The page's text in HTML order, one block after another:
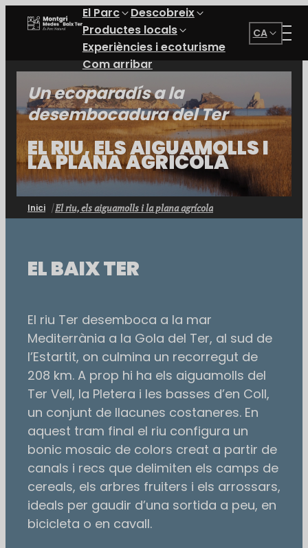
Parc Natural del Montgrí, les Illes Medes i el Baix Ter
El Parc
Descobreix
Productes locals
Experiències i ecoturisme
Com arribar
CA
Inici El riu, els aiguamolls i la plana agrícola
Un ecoparadís a la
desembocadura del Ter
EL RIU, ELS AIGUAMOLLS I
LA PLANA AGRÍCOLA
EL BAIX TER
El riu Ter desemboca a la mar
Mediterrània a la Gola del Ter, al sud de
l’Estartit, on culmina un recorregut de
208 km. A prop hi ha els aiguamolls del
Ter Vell, la Pletera i les basses d’en Coll,
un conjunt de llacunes costaneres. En
aquest tram final el riu configura un
bonic mosaic de colors creat a partir de
canals i recs que delimiten els camps de
cereals, els arbres fruiters i els arrossars,
ideals per gaudir d’una sortida a peu, en
bicicleta o en cavall.